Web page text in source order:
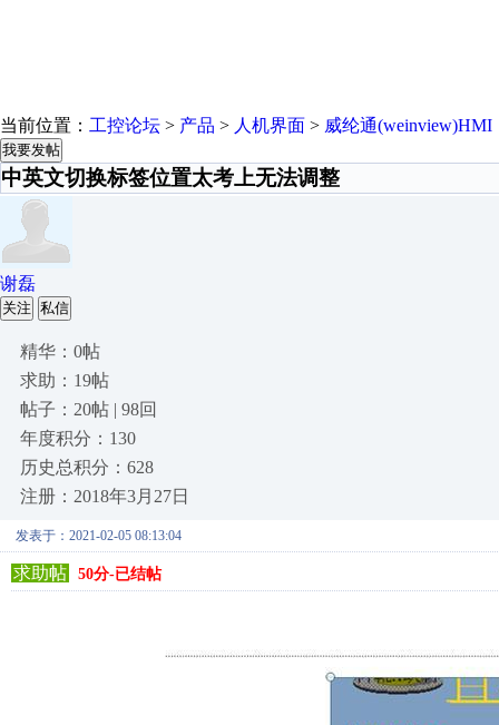
当前位置： 工控论坛 > 产品 > 人机界面 > 威纶通(weinview)HMI
我要发帖
中英文切换标签位置太考上无法调整
谢磊
关注 私信
精华：0帖
求助：19帖
帖子：20帖 | 98回
年度积分：130
历史总积分：628
注册：2018年3月27日
发表于：2021-02-05 08:13:04
求助帖 50分-已结帖